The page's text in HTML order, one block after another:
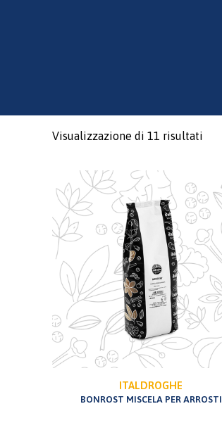
Visualizzazione di 11 risultati
ITALDROGHE
BONROST MISCELA PER ARROSTI